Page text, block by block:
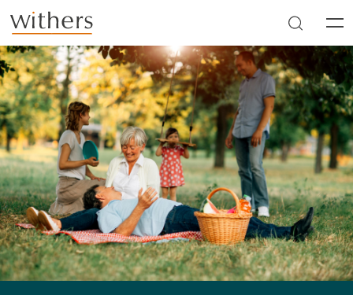
Skip to main content